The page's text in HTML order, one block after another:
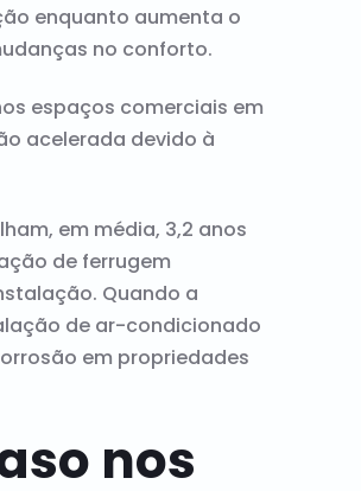
enquanto aumenta o
no conforto.
espaços comerciais em
acelerada devido à
em média, 3,2 anos
de ferrugem
Quando a
de ar-condicionado
em propriedades
nos